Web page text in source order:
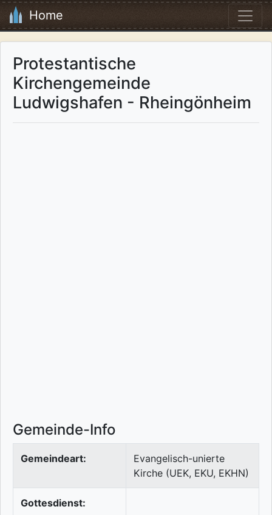
Home
Protestantische
Kirchengemeinde
Ludwigshafen - Rheingönheim
Gemeinde-Info
Gemeindeart:
Evangelisch-unierte
Kirche (UEK, EKU, EKHN)
Gottesdienst: